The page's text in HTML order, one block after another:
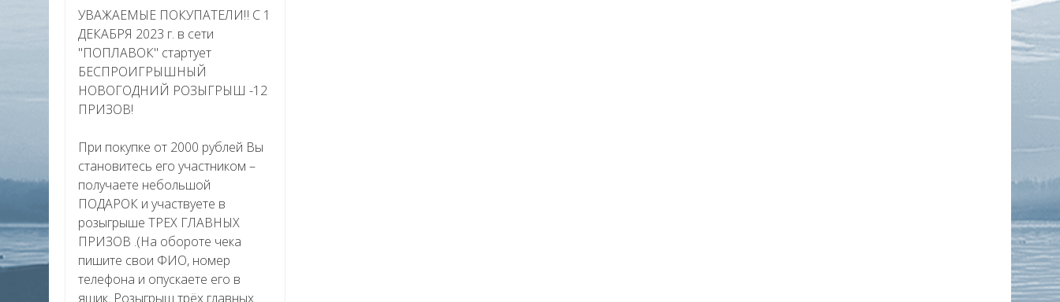
УВАЖАЕМЫЕ ПОКУПАТЕЛИ‼ С 1
ДЕКАБРЯ 2023 г. в сети
"ПОПЛАВОК" стартует
БЕСПРОИГРЫШНЫЙ
НОВОГОДНИЙ РОЗЫГРЫШ -12
ПРИЗОВ!
При покупке от 2000 рублей Вы
становитесь его участником –
получаете небольшой
ПОДАРОК и участвуете в
розыгрыше ТРЕХ ГЛАВНЫХ
ПРИЗОВ .(На обороте чека
пишите свои ФИО, номер
телефона и опускаете его в
ящик. Розыгрыш трёх главных